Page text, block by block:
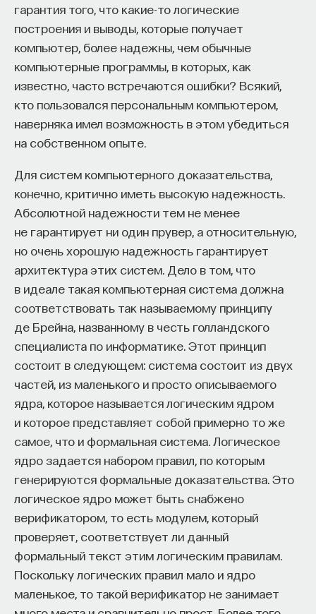
гарантия того, что какие-то логические
построения и выводы, которые получает
компьютер, более надежны, чем обычные
компьютерные программы, в которых, как
известно, часто встречаются ошибки? Всякий,
кто пользовался персональным компьютером,
наверняка имел возможность в этом убедиться
на собственном опыте.
Для систем компьютерного доказательства,
конечно, критично иметь высокую надежность.
Абсолютной надежности тем не менее
не гарантирует ни один прувер, а относительную,
но очень хорошую надежность гарантирует
архитектура этих систем. Дело в том, что
в идеале такая компьютерная система должна
соответствовать так называемому принципу
де Брейна, названному в честь голландского
специалиста по информатике. Этот принцип
состоит в следующем: система состоит из двух
частей, из маленького и просто описываемого
ядра, которое называется логическим ядром
и которое представляет собой примерно то же
самое, что и формальная система. Логическое
ядро задается набором правил, по которым
генерируются формальные доказательства. Это
логическое ядро может быть снабжено
верификатором, то есть модулем, который
проверяет, соответствует ли данный
формальный текст этим логическим правилам.
Поскольку логических правил мало и ядро
маленькое, то такой верификатор не занимает